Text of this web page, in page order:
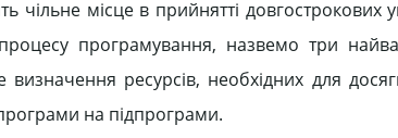
місце в прийнятті довгострокових
програмування, назвемо три
визначення ресурсів, необхідних для
на підпрограми.